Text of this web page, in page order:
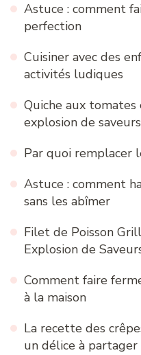
Astuce : comment
perfection
Cuisiner avec des
activités ludiques
Quiche aux tomates
explosion de
Par quoi remplacer
Astuce : comment
sans les abîmer
Filet de Poisson
Explosion de
Comment faire
à la maison
La recette des
un délice à partager